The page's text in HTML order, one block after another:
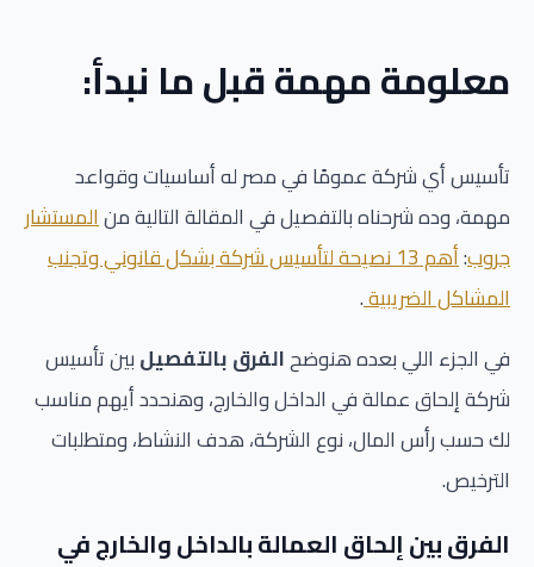
معلومة مهمة قبل ما نبدأ:
تأسيس أي شركة عمومًا في مصر له أساسيات وقواعد
مهمة، وده شرحناه بالتفصيل في المقالة التالية منالمستشار
جروب:
أهم 13 نصيحة لتأسيس شركة بشكل قانوني وتجنب
المشاكل الضريبية.
في الجزء اللي بعده هنوضحالفرق بالتفصيلبين تأسيس
شركة إلحاق عمالة في الداخل والخارج، وهنحدد أيهم مناسب
لك حسب رأس المال، نوع الشركة، هدف النشاط، ومتطلبات
الترخيص.
الفرق بين إلحاق العمالة بالداخل والخارج في